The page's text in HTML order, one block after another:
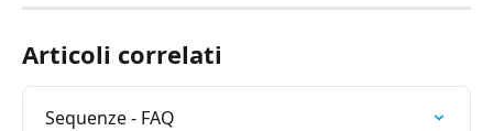
Articoli correlati
Sequenze - FAQ